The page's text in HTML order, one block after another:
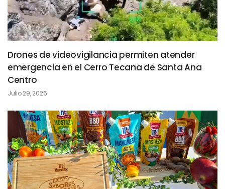
Drones de videovigilancia permiten atender
emergencia en el Cerro Tecana de Santa Ana
Centro
Julio 29, 2026